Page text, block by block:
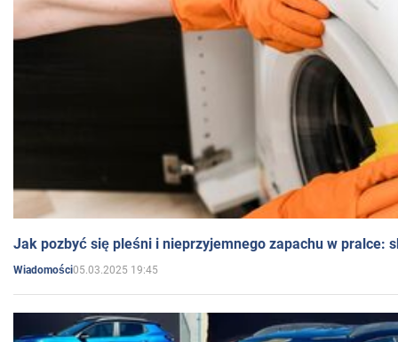
Jak pozbyć się pleśni i nieprzyjemnego zapachu w pralce:
Wiadomości05.03.2025 19:45